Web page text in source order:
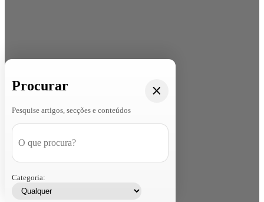
Procurar
Pesquise artigos, secções e conteúdos
Categoria: